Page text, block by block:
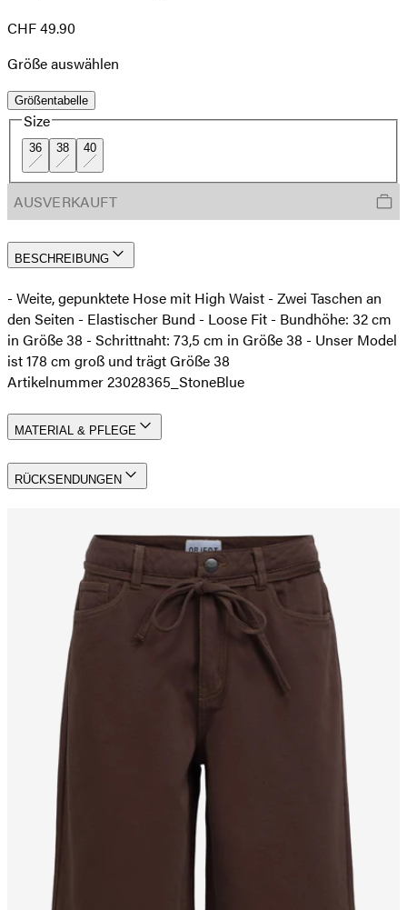
CHF 49.90
Größe auswählen
Größentabelle
Size
36 38 40
AUSVERKAUFT
BESCHREIBUNG
- Weite, gepunktete Hose mit High Waist - Zwei Taschen an
den Seiten - Elastischer Bund - Loose Fit - Bundhöhe: 32 cm
in Größe 38 - Schrittnaht: 73,5 cm in Größe 38 - Unser Model
ist 178 cm groß und trägt Größe 38
Artikelnummer 23028365_StoneBlue
MATERIAL & PFLEGE
RÜCKSENDUNGEN